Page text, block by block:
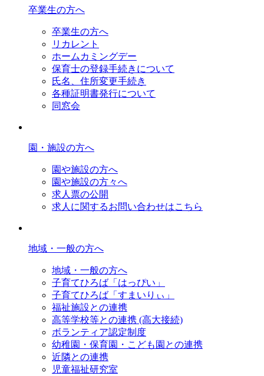
卒業生の方へ
卒業生の方へ
リカレント
ホームカミングデー
保育士の登録手続きについて
氏名、住所変更手続き
各種証明書発行について
同窓会
園・施設の方へ
園や施設の方へ
園や施設の方々へ
求人票の公開
求人に関するお問い合わせはこちら
地域・一般の方へ
地域・一般の方へ
子育てひろば「はっぴい」
子育てひろば「すまいりぃ」
福祉施設との連携
高等学校等との連携 (高大接続)
ボランティア認定制度
幼稚園・保育園・こども園との連携
近隣との連携
児童福祉研究室